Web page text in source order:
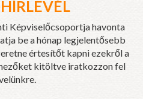
Képviselőcsoportja havonta
be a hónap legjelentősebb
értesítőt kapni ezekről a
kitöltve iratkozzon fel